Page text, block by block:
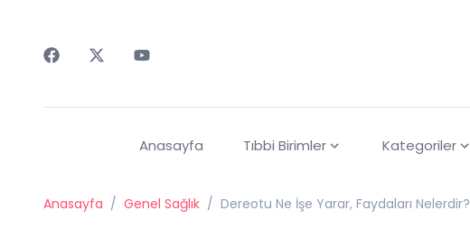
Anasayfa Tıbbi Birimler Kategoriler
Anasayfa / Genel Sağlık / Dereotu Ne İşe Yarar, Faydaları Nelerdir?